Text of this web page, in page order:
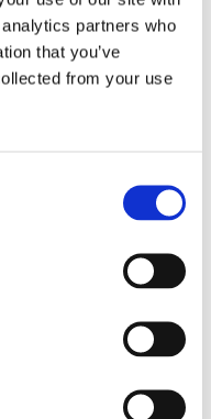
partners who
that you’ve
from your use
Klimatyzacja (14)